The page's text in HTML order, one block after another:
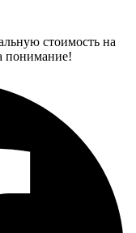
стоимость на
понимание!